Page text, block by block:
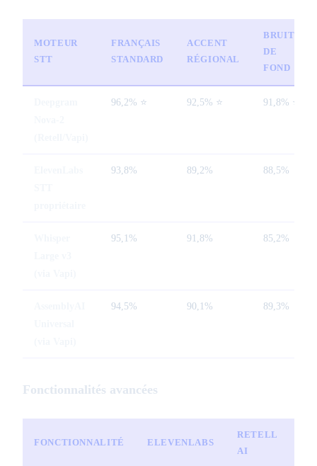
MOTEUR
STT
FRANÇAIS
STANDARD
ACCENT
RÉGIONAL
BRUITS
DE
FOND
96,2% ⭐ 92,5% ⭐ 91,8% ⭐
93,8% 89,2% 88,5%
95,1% 91,8% 85,2%
94,5% 90,1% 89,3%
Fonctionnalités avancées
FONCTIONNALITÉ ELEVENLABS
RETELL
AI